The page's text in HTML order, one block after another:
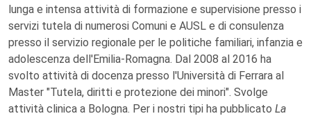
lunga e intensa attività di formazione e supervisione presso i
servizi tutela di numerosi Comuni e AUSL e di consulenza
presso il servizio regionale per le politiche familiari, infanzia e
adolescenza dell'Emilia-Romagna. Dal 2008 al 2016 ha
svolto attività di docenza presso l'Università di Ferrara al
Master "Tutela, diritti e protezione dei minori". Svolge
attività clinica a Bologna. Per i nostri tipi ha pubblicato La